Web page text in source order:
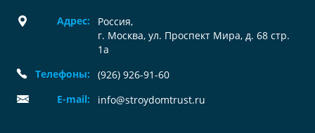
Адрес: Россия,
г. Москва, ул. Проспект Мира, д. 68 стр.
1а
Телефоны:
(926) 926-91-60
E-mail:
info@stroydomtrust.ru